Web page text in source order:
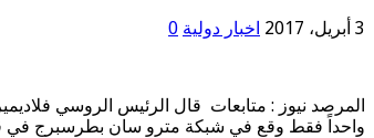
3 أبريل، 2017 اخبار دولية 0
واحداً فقط وقع في شبكة مترو سان بطرسبرج في